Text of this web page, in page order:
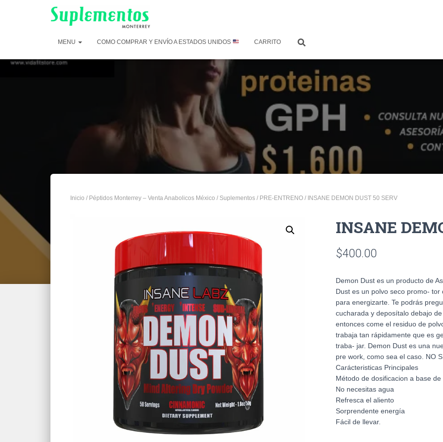
MENU COMO COMPRAR Y ENVÍO A ESTADOS UNIDOS CARRITO
Inicio / Péptidos Monterrey – Venta Anabolicos México / Suplementos / PRE-ENTRENO / INSANE DEMON DUST 50 SERV
INSANE
$400.00
Demon Dust es un producto de
Dust es un polvo seco promo-
para energizarte. Te podrás
cucharada y deposítalo debajo
entonces come el residuo de
trabaja tan rápidamente que es
traba- jar. Demon Dust es una
pre work, como sea el caso. NO
Carácteristicas Principales
Método de dosificacion a base de
No necesitas agua
Refresca el aliento
Sorprendente energía
Fácil de llevar.